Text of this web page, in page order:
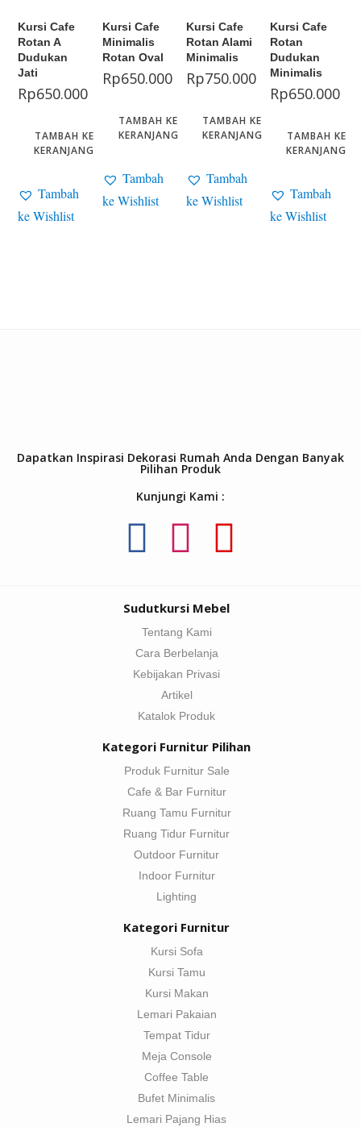
Kursi Cafe
Rotan A
Dudukan
Jati
Rp650.000
TAMBAH KE
KERANJANG
Tambah
ke Wishlist
Kursi Cafe
Minimalis
Rotan Oval
Rp650.000
TAMBAH KE
KERANJANG
Tambah
ke Wishlist
Kursi Cafe
Rotan Alami
Minimalis
Rp750.000
TAMBAH KE
KERANJANG
Tambah
ke Wishlist
Kursi Cafe
Rotan
Dudukan
Minimalis
Rp650.000
TAMBAH KE
KERANJANG
Tambah
ke Wishlist
Dapatkan Inspirasi Dekorasi Rumah Anda Dengan Banyak
Pilihan Produk
Kunjungi Kami :
Sudutkursi Mebel
Tentang Kami
Cara Berbelanja
Kebijakan Privasi
Artikel
Katalok Produk
Kategori Furnitur Pilihan
Produk Furnitur Sale
Cafe & Bar Furnitur
Ruang Tamu Furnitur
Ruang Tidur Furnitur
Outdoor Furnitur
Indoor Furnitur
Lighting
Kategori Furnitur
Kursi Sofa
Kursi Tamu
Kursi Makan
Lemari Pakaian
Tempat Tidur
Meja Console
Coffee Table
Bufet Minimalis
Lemari Pajang Hias